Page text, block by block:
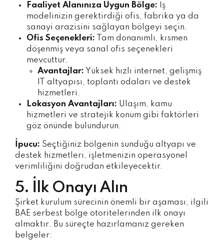
Faaliyet Alanınıza Uygun Bölge: İş
modelinizin gerektirdiği ofis, fabrika ya da
sanayi arazisini sağlayan bölgeyi seçin.
Ofis Seçenekleri: Tam donanımlı, kısmen
döşenmiş veya sanal ofis seçenekleri
mevcuttur.
Avantajlar: Yüksek hızlı internet, gelişmiş
IT altyapısı, toplantı odaları ve destek
hizmetleri.
Lokasyon Avantajları: Ulaşım, kamu
hizmetleri ve stratejik konum gibi faktörleri
göz önünde bulundurun.
İpucu: Seçtiğiniz bölgenin sunduğu altyapı ve
destek hizmetleri, işletmenizin operasyonel
verimliliğini doğrudan etkileyecektir.
5. İlk Onayı Alın
Şirket kurulum sürecinin önemli bir aşaması, ilgili
BAE serbest bölge otoritelerinden ilk onayı
almaktır. Bu süreçte hazırlamanız gereken
belgeler: